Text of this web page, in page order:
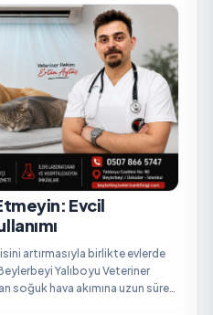
Evcil
artırmasıyla birlikte evlerde
Yalıboyu Veteriner
soğuk hava akımına uzun süre